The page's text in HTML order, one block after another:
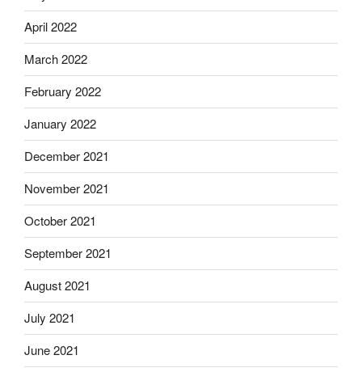
April 2022
March 2022
February 2022
January 2022
December 2021
November 2021
October 2021
September 2021
August 2021
July 2021
June 2021